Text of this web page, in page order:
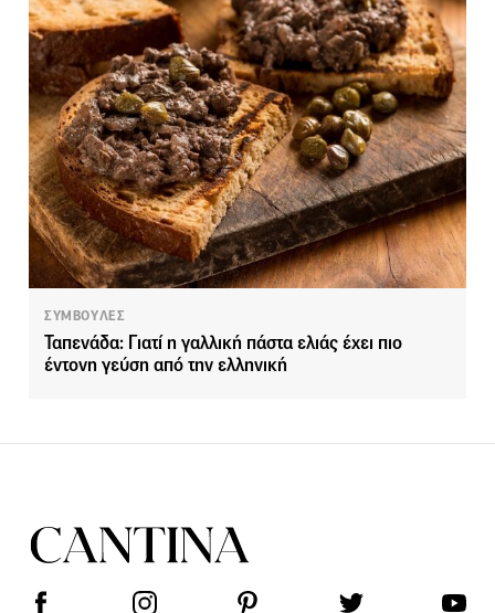
ΣΥΜΒΟΥΛΕΣ
Ταπενάδα: Γιατί η γαλλική πάστα ελιάς έχει πιο
έντονη γεύση από την ελληνική